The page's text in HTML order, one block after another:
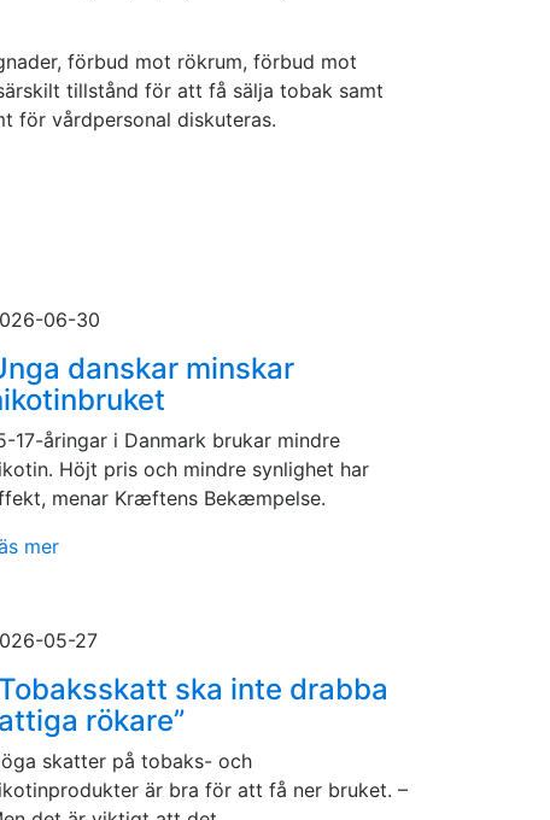
förbud mot rökrum, förbud mot
tillstånd för att få sälja tobak samt
för vårdpersonal diskuteras.
06-30
danskar minskar
17-åringar i Danmark brukar mindre
Höjt pris och mindre synlighet har
menar Kræftens Bekæmpelse.
mer
05-27
ska inte drabba
rökare”
skatter på tobaks- och
är bra för att få ner bruket. –